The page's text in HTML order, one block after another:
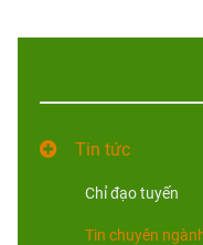
Tin tức
Chỉ đạo tuyến
Tin chuyên